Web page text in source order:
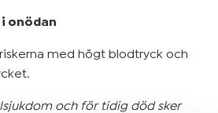
onödan
med högt blodtryck och
och för tidig död sker